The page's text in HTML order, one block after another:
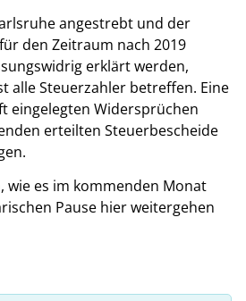
angestrebt und der
den Zeitraum nach 2019
erklärt werden,
alle Steuerzahler betreffen. Eine
eingelegten Widersprüchen
erteilten Steuerbescheide
wie es im kommenden Monat
Pause hier weitergehen